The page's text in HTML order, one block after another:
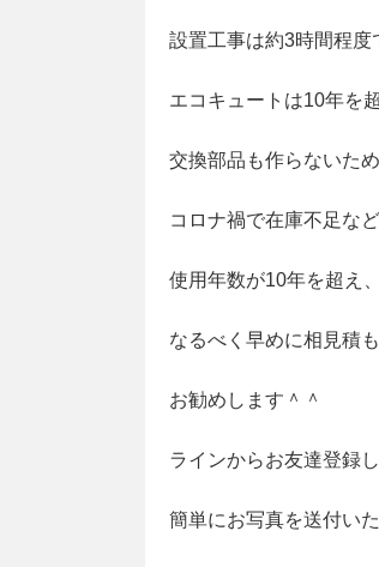
設置工事は約3時間程度
エコキュートは10年を
交換部品も作らないた
コロナ禍で在庫不足な
使用年数が10年を超え
なるべく早めに相見積
お勧めします＾＾
ラインからお友達登録
簡単にお写真を送付い